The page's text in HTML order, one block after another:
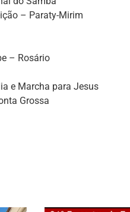
– Paraty-Mirim
– Rosário
e Marcha para Jesus
Grossa